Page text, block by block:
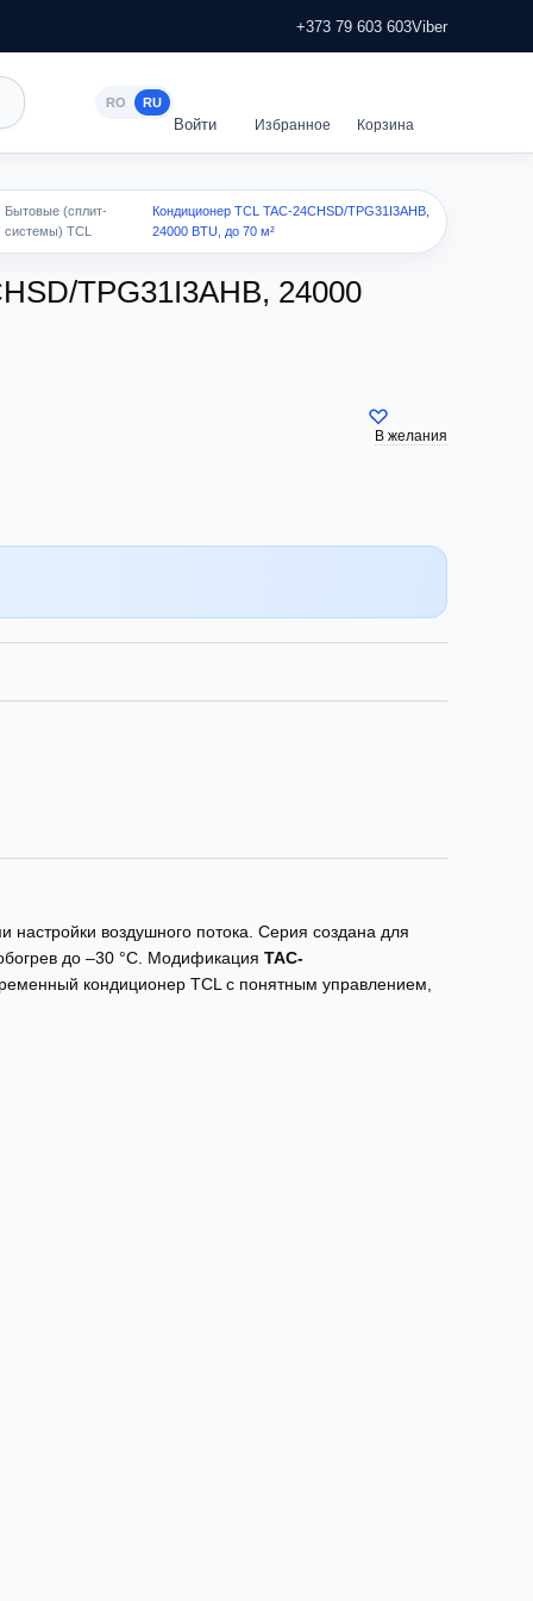
+373 79 603 603Viber
RO RU
Бытовые (сплит-
системы) TCL
Кондиционер TCL TAC-24CHSD/TPG31I3AHB,
24000 BTU, до 70 м²
TPG31I3AHB, 24000
В желания
воздушного потока. Серия создана для
до –30 °C. Модификация TAC-
кондиционер TCL с понятным управлением,